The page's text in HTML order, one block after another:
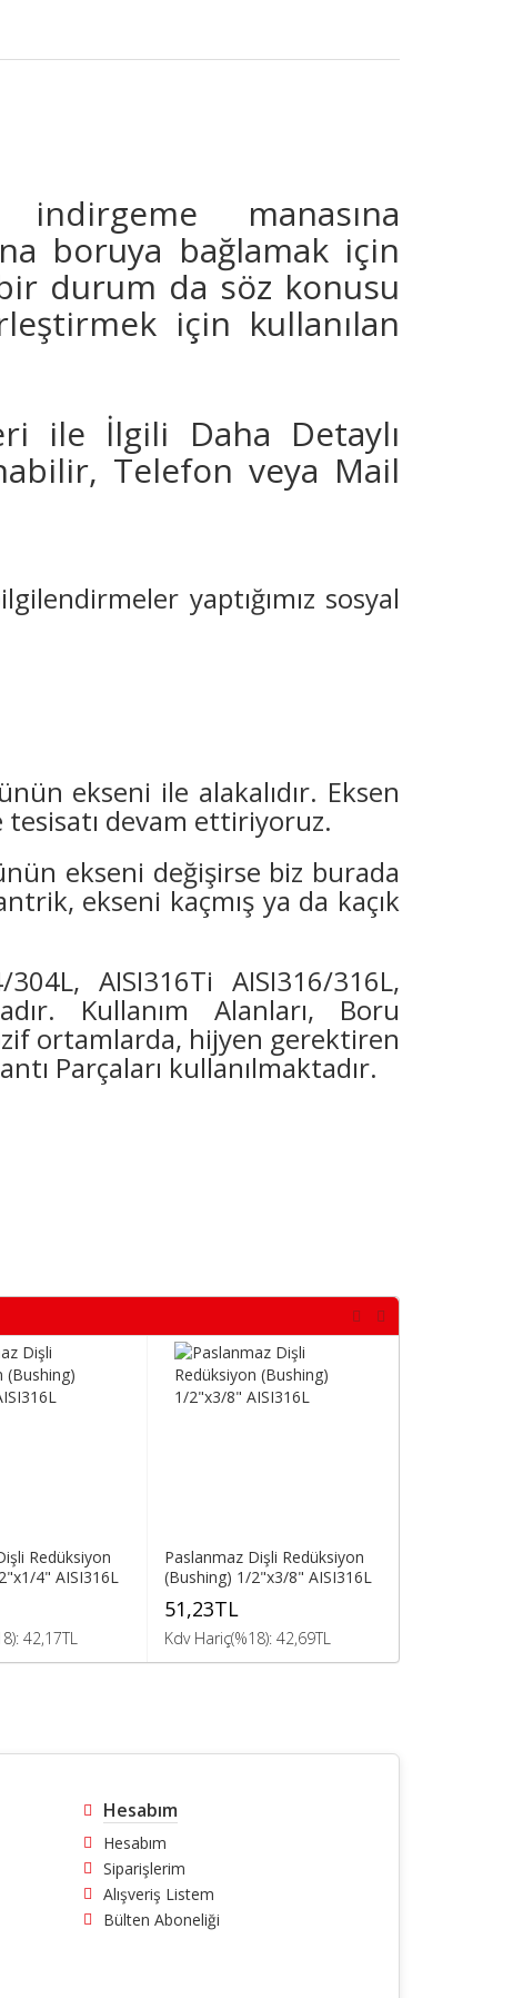
manasına
boruya bağlamak için
durum da söz konusu
için kullanılan
ile İlgili Daha Detaylı
Telefon veya Mail
yaptığımız sosyal
ekseni ile alakalıdır. Eksen
tesisatı devam ettiriyoruz.
ekseni değişirse biz burada
ekseni kaçmış ya da kaçık
AISI316Ti AISI316/316L,
Kullanım Alanları, Boru
ortamlarda, hijyen gerektiren
Parçaları kullanılmaktadır.
Redüksiyon
4" AISI316L
42,17TL
Paslanmaz Dişli Redüksiyon
(Bushing) 1/2"x3/8" AISI316L
51,23TL
Kdv Hariç(%18): 42,69TL
Hesabım
Hesabım
Siparişlerim
Alışveriş Listem
Bülten Aboneliği